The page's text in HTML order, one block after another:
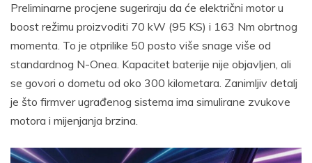
Preliminarne procjene sugeriraju da će električni motor u
boost režimu proizvoditi 70 kW (95 KS) i 163 Nm obrtnog
momenta. To je otprilike 50 posto više snage više od
standardnog N-Onea. Kapacitet baterije nije objavljen, ali
se govori o dometu od oko 300 kilometara. Zanimljiv detalj
je što firmver ugrađenog sistema ima simulirane zvukove
motora i mijenjanja brzina.